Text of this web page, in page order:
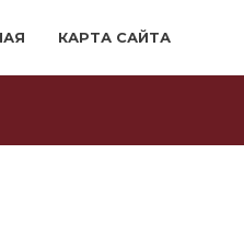
КАРТА САЙТА